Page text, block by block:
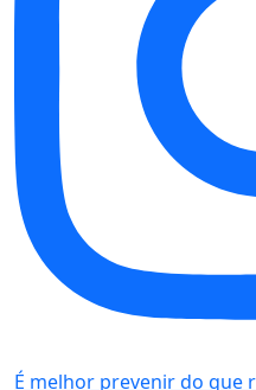
É melhor prevenir do que